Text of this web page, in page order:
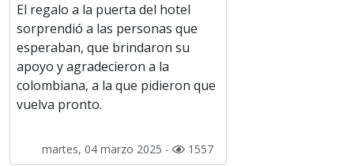
El regalo a la puerta del hotel
sorprendió a las personas que
esperaban, que brindaron su
apoyo y agradecieron a la
colombiana, a la que pidieron que
vuelva pronto.
martes, 04 marzo 2025 - 1557